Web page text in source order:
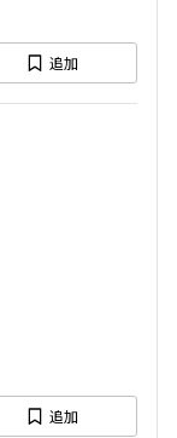
追加
追加